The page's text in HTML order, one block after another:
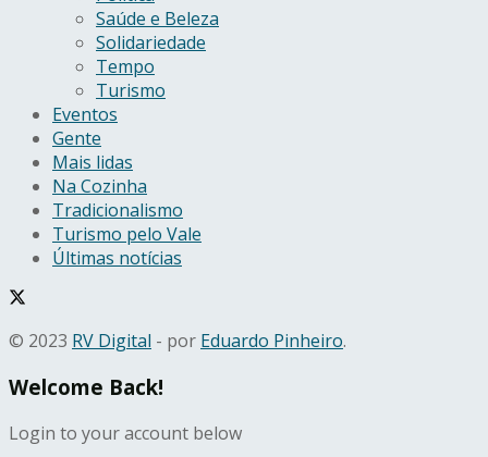
Saúde e Beleza
Solidariedade
Tempo
Turismo
Eventos
Gente
Mais lidas
Na Cozinha
Tradicionalismo
Turismo pelo Vale
Últimas notícias
© 2023 RV Digital - por Eduardo Pinheiro.
Welcome Back!
Login to your account below